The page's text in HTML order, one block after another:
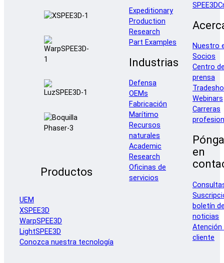
Productos
UEM
XSPEE3D
WarpSPEE3D
LightSPEE3D
Conozca nuestra tecnología
Expeditionary
Production
Research
Part Examples
Industrias
Defensa
OEMs
Fabricación
Marítimo
Recursos
naturales
Academic
Research
Oficinas de
servicios
Nuestro
Socios
Centro
prensa
Webinars
Carreras
en
boletín
noticias
Atención
cliente